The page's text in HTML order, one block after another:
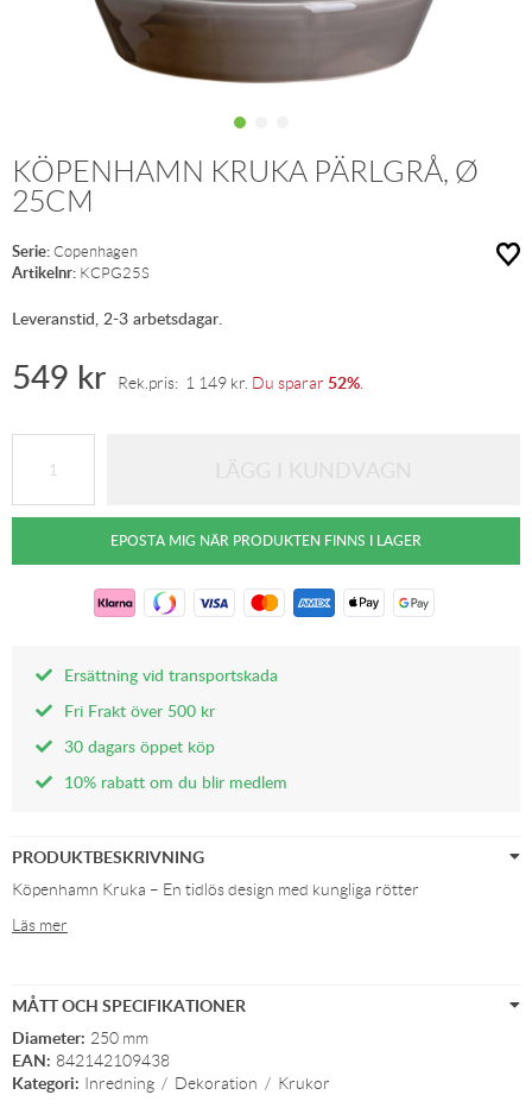
KÖPENHAMN KRUKA PÄRLGRÅ, Ø
25CM
Serie: Copenhagen
Artikelnr: KCPG25S
Leveranstid, 2-3 arbetsdagar.
549 kr Rek.pris: 1 149 kr Du sparar 52%
Ersättning vid transportskada
Fri Frakt över 500 kr
30 dagars öppet köp
10% rabatt om du blir medlem
PRODUKTBESKRIVNING
Köpenhamn Kruka – En tidlös design med kungliga rötter
Läs mer
MÅTT OCH SPECIFIKATIONER
Diameter: 250 mm
EAN: 842142109438
Kategori: Inredning / Dekoration / Krukor